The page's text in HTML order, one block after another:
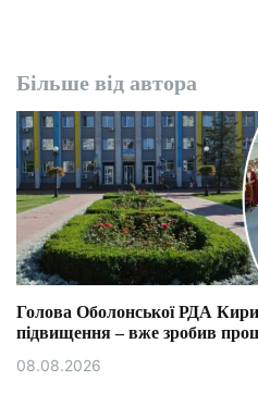
Більше від автора
Голова Оболонської РДА
підвищення – вже зробив
08.08.2026